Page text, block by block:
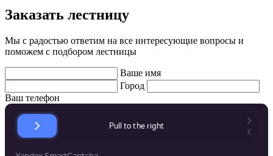
Заказать лестницу
Мы с радостью ответим на все интересующие вопросы и
поможем с подбором лестницы
Ваше имя
Город
Ваш телефон